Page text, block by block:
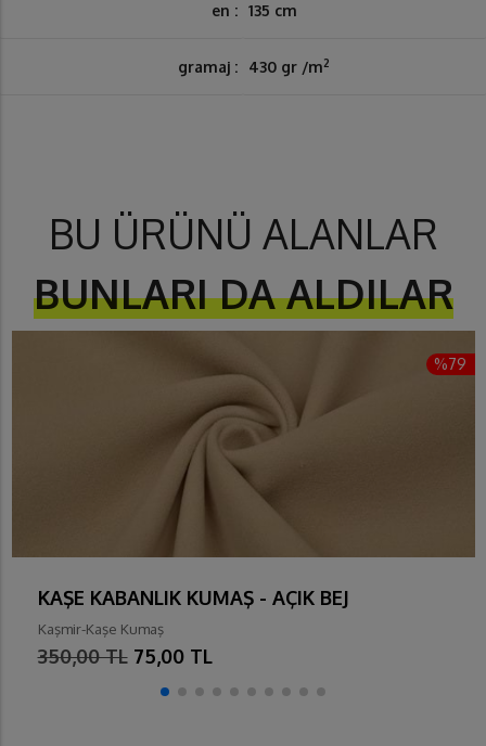
en : 135 cm
gramaj : 430 gr /m2
BU ÜRÜNÜ ALANLAR
BUNLARI DA ALDILAR
%79
KAŞE KABANLIK KUMAŞ - AÇIK BEJ
Kaşmir-Kaşe Kumaş
350,00 TL 75,00 TL